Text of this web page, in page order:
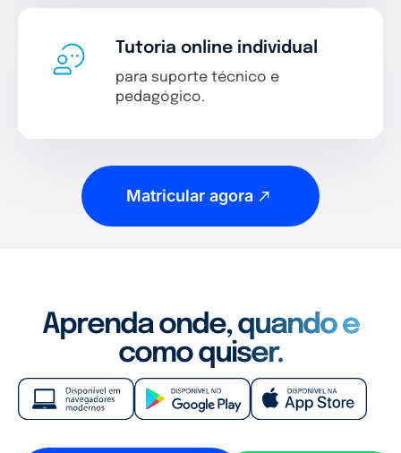
Tutoria online individual
para suporte técnico e
pedagógico.
Matricular agora
Aprenda onde, quando e
como quiser.